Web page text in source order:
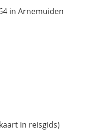
in Arnemuiden
in reisgids)